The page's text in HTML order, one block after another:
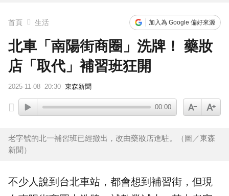
首頁 生活 加入為 Google 偏好來源
北車「南陽街商圈」洗牌！ 藥妝
店「取代」補習班狂開
2025-11-08 20:30 東森新聞
00:00
老字號的北一補習班已經撤出，改由藥妝店進駐。（圖／東森
新聞）
不少人說到 台北車站 ，都會想到補習街，但現